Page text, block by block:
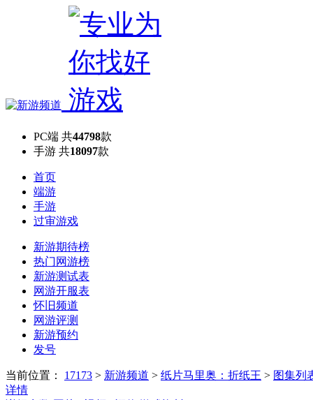
PC端 共44798款
手游 共18097款
首页
端游
手游
过审游戏
新游期待榜
热门网游榜
新游测试表
网游开服表
怀旧频道
网游评测
新游预约
发号
当前位置： 17173 > 新游频道 > 纸片马里奥：折纸王 > 图集列
详情